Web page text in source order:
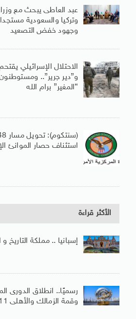
عبد العاطى يبحث مع
وتركيا والسعودية
وجهود خفض التصعيد
الاحتلال الإسرائيلي
و”دير جرير”..
“المغير” برام الله
استئناف حصار الموانئ
الأكثر قراءة
إسبانيا .. مملكة التاريخ و
وقمة الزمالك والأهلى 11 أكتوبر